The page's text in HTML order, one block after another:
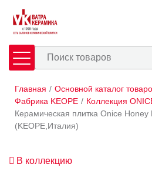
Плитка Сантехника
Оплата и доставка
Главная / Основной каталог
Фабрика KEOPE / Коллекция
Керамическая плитка Onice
(KEOPE,Италия)
В коллекцию